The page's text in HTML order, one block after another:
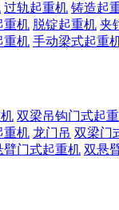
过轨起重机 铸造起
重机 脱锭起重机 夹
重机 手动梁式起重
双梁吊钩门式起
重机 龙门吊 双梁门
臂门式起重机 双悬